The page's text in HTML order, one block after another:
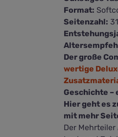
Format:
Seitenzahl:
Der große
wertige
Geschichte –
Hier geht es
mit mehr
Der Mehrteiler